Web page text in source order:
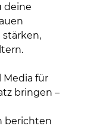
deine
stärken,
Media für
bringen –
berichten